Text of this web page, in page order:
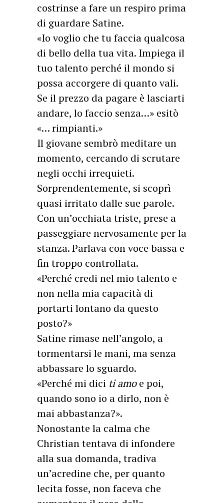
costrinse a fare un respiro prima
di guardare Satine.
«Io voglio che tu faccia qualcosa
di bello della tua vita. Impiega il
tuo talento perché il mondo si
possa accorgere di quanto vali.
Se il prezzo da pagare è lasciarti
andare, lo faccio senza…» esitò
«… rimpianti.»
Il giovane sembrò meditare un
momento, cercando di scrutare
negli occhi irrequieti.
Sorprendentemente, si scoprì
quasi irritato dalle sue parole.
Con un’occhiata triste, prese a
passeggiare nervosamente per la
stanza. Parlava con voce bassa e
fin troppo controllata.
«Perché credi nel mio talento e
non nella mia capacità di
portarti lontano da questo
posto?»
Satine rimase nell’angolo, a
tormentarsi le mani, ma senza
abbassare lo sguardo.
«Perché mi dici ti amoe poi,
quando sono io a dirlo, non è
mai abbastanza?».
Nonostante la calma che
Christian tentava di infondere
alla sua domanda, tradiva
un’acredine che, per quanto
lecita fosse, non faceva che